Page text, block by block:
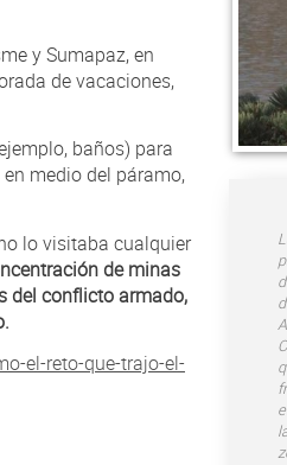
y Sumapaz, en
de vacaciones,
baños) para
medio del páramo,
lo visitaba cualquier
de minas
del conflicto armado,
el-reto-que-trajo-el-